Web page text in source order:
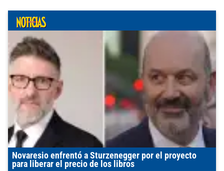
Novaresio enfrentó a Sturzenegger por el proyecto
para liberar el precio de los libros